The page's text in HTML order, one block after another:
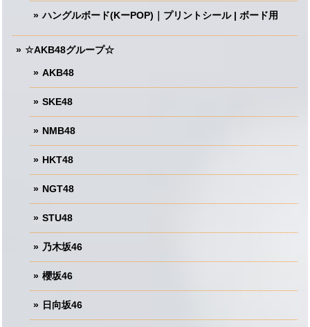
ハングルボード(KーPOP)｜プリントシール | ボード用
☆AKB48グループ☆
AKB48
SKE48
NMB48
HKT48
NGT48
STU48
乃木坂46
櫻坂46
日向坂46